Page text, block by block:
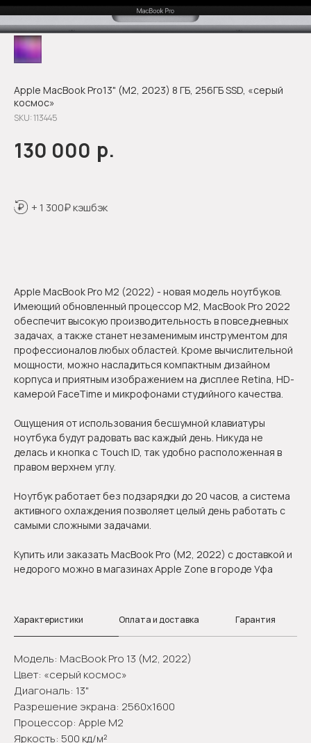
Apple MacBook Pro13" (M2, 2023) 8 ГБ, 256ГБ SSD, «серый
космос»
SKU:113445
130 000 р.
+ 1 300₽ кэшбэк
Apple MacBook Pro M2 (2022) - новая модель ноутбуков.
Имеющий обновленный процессор М2, MacBook Pro 2022
обеспечит высокую производительность в повседневных
задачах, а также станет незаменимым инструментом для
профессионалов любых областей. Кроме вычислительной
мощности, можно насладиться компактным дизайном
корпуса и приятным изображением на дисплее Retina, HD-
камерой FaceTime и микрофонами студийного качества.
Ощущения от использования бесшумной клавиатуры
ноутбука будут радовать вас каждый день. Никуда не
делась и кнопка с Touch ID, так удобно расположенная в
правом верхнем углу.
Ноутбук работает без подзарядки до 20 часов, а система
активного охлаждения позволяет целый день работать с
самыми сложными задачами.
Купить или заказать MacBook Pro (M2, 2022) с доставкой и
недорого можно в магазинах Apple Zone в городе Уфа
Характеристики Оплата и доставка Гарантия
Модель: MacBook Pro 13 (M2, 2022)
Цвет: «серый космос»
Диагональ: 13"
Разрешение экрана: 2560x1600
Процессор: Apple M2
Яркость: 500 кд/м²